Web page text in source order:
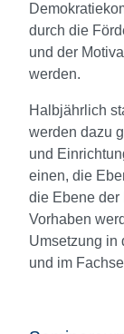
durch die
und der
werden.
Halbjährlich
werden dazu
und
einen, die
die Ebene der
Vorhaben
Umsetzung in
und im